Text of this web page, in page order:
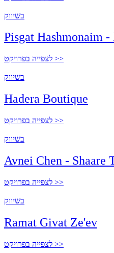
בשיווק
Pisgat Hashmonaim
לצפייה בפרויקט >>
בשיווק
Hadera Boutique
לצפייה בפרויקט >>
בשיווק
Avnei Chen - Shaare
לצפייה בפרויקט >>
בשיווק
Ramat Givat Ze'ev
לצפייה בפרויקט >>